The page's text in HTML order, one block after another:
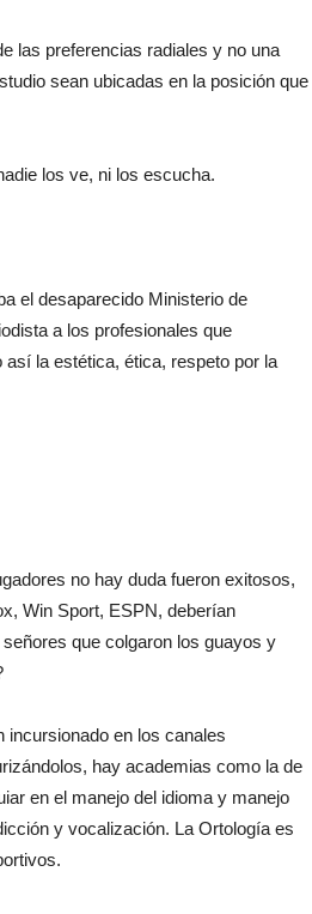
las preferencias radiales y no una
sean ubicadas en la posición que
los ve, ni los escucha.
el desaparecido Ministerio de
a los profesionales que
la estética, ética, respeto por la
no hay duda fueron exitosos,
Win Sport, ESPN, deberían
que colgaron los guayos y
incursionado en los canales
hay academias como la de
en el manejo del idioma y manejo
y vocalización. La Ortología es